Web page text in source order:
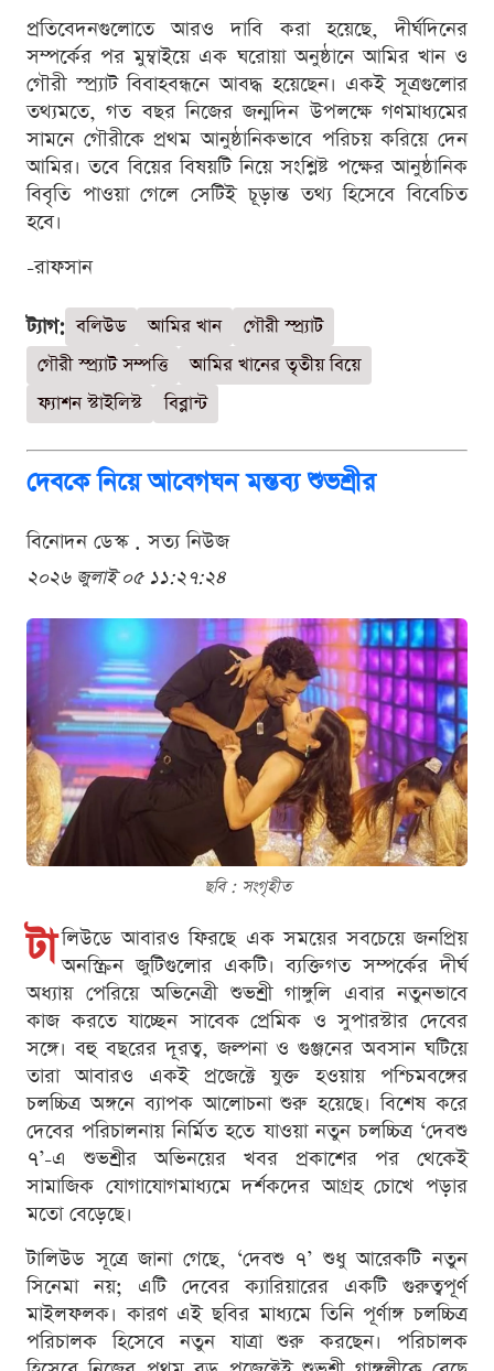
প্রতিবেদনগুলোতে আরও দাবি করা হয়েছে, দীর্ঘদিনের
সম্পর্কের পর মুম্বাইয়ে এক ঘরোয়া অনুষ্ঠানে আমির খান ও
গৌরী স্প্র্যাট বিবাহবন্ধনে আবদ্ধ হয়েছেন। একই সূত্রগুলোর
তথ্যমতে, গত বছর নিজের জন্মদিন উপলক্ষে গণমাধ্যমের
সামনে গৌরীকে প্রথম আনুষ্ঠানিকভাবে পরিচয় করিয়ে দেন
আমির। তবে বিয়ের বিষয়টি নিয়ে সংশ্লিষ্ট পক্ষের আনুষ্ঠানিক
বিবৃতি পাওয়া গেলে সেটিই চূড়ান্ত তথ্য হিসেবে বিবেচিত
হবে।
-রাফসান
ট্যাগ: বলিউড আমির খান
গৌরী স্প্র্যাট
গৌরী স্প্র্যাট সম্পত্তি
আমির খানের তৃতীয় বিয়ে
ফ্যাশন স্টাইলিস্ট
বিব্লান্ট
দেবকে নিয়ে আবেগঘন মন্তব্য শুভশ্রীর
বিনোদন ডেস্ক . সত্য নিউজ
২০২৬ জুলাই ০৫ ১১:২৭:২৪
ছবি : সংগৃহীত
টা লিউডে আবারও ফিরছে এক সময়ের সবচেয়ে জনপ্রিয়
অনস্ক্রিন জুটিগুলোর একটি। ব্যক্তিগত সম্পর্কের দীর্ঘ
অধ্যায় পেরিয়ে অভিনেত্রী শুভশ্রী গাঙ্গুলি এবার নতুনভাবে
কাজ করতে যাচ্ছেন সাবেক প্রেমিক ও সুপারস্টার দেবের
সঙ্গে। বহু বছরের দূরত্ব, জল্পনা ও গুঞ্জনের অবসান ঘটিয়ে
তারা আবারও একই প্রজেক্টে যুক্ত হওয়ায় পশ্চিমবঙ্গের
চলচ্চিত্র অঙ্গনে ব্যাপক আলোচনা শুরু হয়েছে। বিশেষ করে
দেবের পরিচালনায় নির্মিত হতে যাওয়া নতুন চলচ্চিত্র ‘দেবশু
৭’-এ শুভশ্রীর অভিনয়ের খবর প্রকাশের পর থেকেই
সামাজিক যোগাযোগমাধ্যমে দর্শকদের আগ্রহ চোখে পড়ার
মতো বেড়েছে।
টালিউড সূত্রে জানা গেছে, ‘দেবশু ৭’ শুধু আরেকটি নতুন
সিনেমা নয়; এটি দেবের ক্যারিয়ারের একটি গুরুত্বপূর্ণ
মাইলফলক। কারণ এই ছবির মাধ্যমে তিনি পূর্ণাঙ্গ চলচ্চিত্র
পরিচালক হিসেবে নতুন যাত্রা শুরু করছেন। পরিচালক